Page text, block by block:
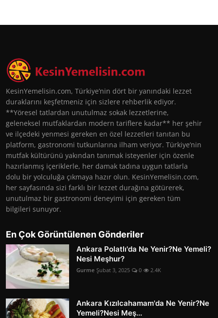
KesinYemelisin.com, Türkiye’nin dört bir yanındaki lezzet
duraklarını keşfetmeniz için sizlere rehberlik ediyor.
**Yöresel tatlardan unutulmaz sokak lezzetlerine,
geleneksel mutfaklardan modern tariflere kadar** her şehir
ve ilçedeki yenmesi gereken en özel lezzetleri tanıtan bu
platform, gastronomi tutkunlarına ilham veriyor. Türkiye’nin
mutfak kültürünü yakından tanımak isteyenler için özenle
hazırlanmış içeriklerle, her damak tadına uygun tatlarla
dolu bir yolculuğa çıkmaya hazır olun. KesinYemelisin.com,
her sayfasında sizi farklı bir lezzet durağına götürerek,
unutulmaz bir gastronomi deneyimi için gereken tüm
bilgileri sunuyor.
En Çok Görüntülenen Gönderiler
Ankara Polatlı'da Ne Yenir?Ne Yemeli?
Nesi Meşhur?
Gurme Şubat 3, 2025 0 2.4K
Ankara Kızılcahamam'da Ne Yenir?Ne
Yemeli?Nesi Meş...